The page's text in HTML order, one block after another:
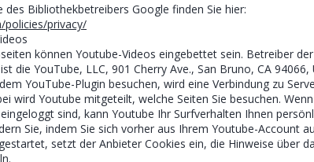
des Bibliothekbetreibers Google finden Sie hier:
privacy/
können Youtube-Videos eingebettet sein. Betreiber der
die YouTube, LLC, 901 Cherry Ave., San Bruno, CA 94066,
YouTube-Plugin besuchen, wird eine Verbindung zu
wird Youtube mitgeteilt, welche Seiten Sie besuchen. Wenn
sind, kann Youtube Ihr Surfverhalten Ihnen
Sie, indem Sie sich vorher aus Ihrem Youtube-Account
setzt der Anbieter Cookies ein, die Hinweise über